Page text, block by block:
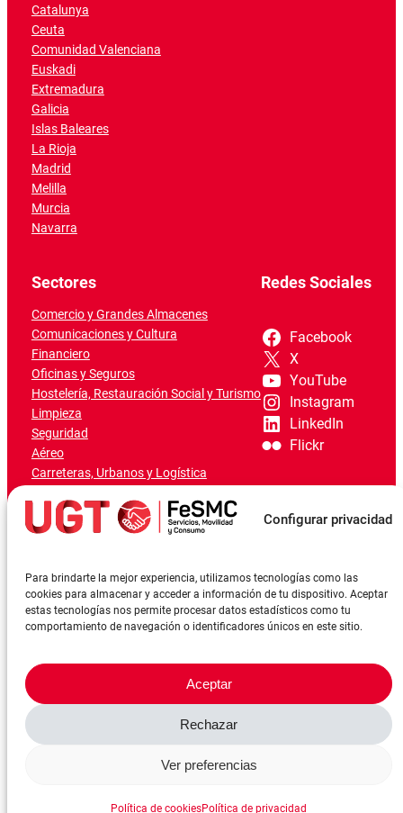
Configurar privacidad
Para brindarte la mejor experiencia, utilizamos tecnologías como las
cookies para almacenar y acceder a información de tu dispositivo. Aceptar
estas tecnologías nos permite procesar datos estadísticos como tu
comportamiento de navegación o identificadores únicos en este sitio.
Aceptar
Rechazar
Ver preferencias
Política de cookiesPolítica de privacidad
Catalunya
Ceuta
Comunidad Valenciana
Euskadi
Extremadura
Galicia
Islas Baleares
La Rioja
Madrid
Melilla
Murcia
Navarra
Sectores
Comercio y Grandes Almacenes
Comunicaciones y Cultura
Financiero
Oficinas y Seguros
Hostelería, Restauración Social y Turismo
Limpieza
Seguridad
Aéreo
Carreteras, Urbanos y Logística
Marítimo-Portuario
Redes Sociales
Facebook
X
YouTube
Instagram
LinkedIn
Flickr
©FeSMCUGT 2024